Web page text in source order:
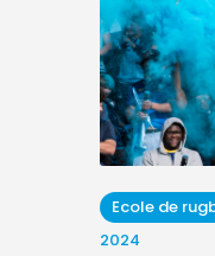
Ecole de
2024